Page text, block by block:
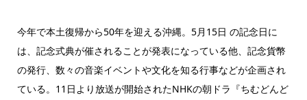
今年で本土復帰から50年を迎える沖縄。5月15日 の記念日に
は、記念式典が催されることが発表になっている他、記念貨幣
の発行、数々の音楽イベントや文化を知る行事などが企画され
ている。11日より放送が開始されたNHKの朝ドラ『ちむどんど